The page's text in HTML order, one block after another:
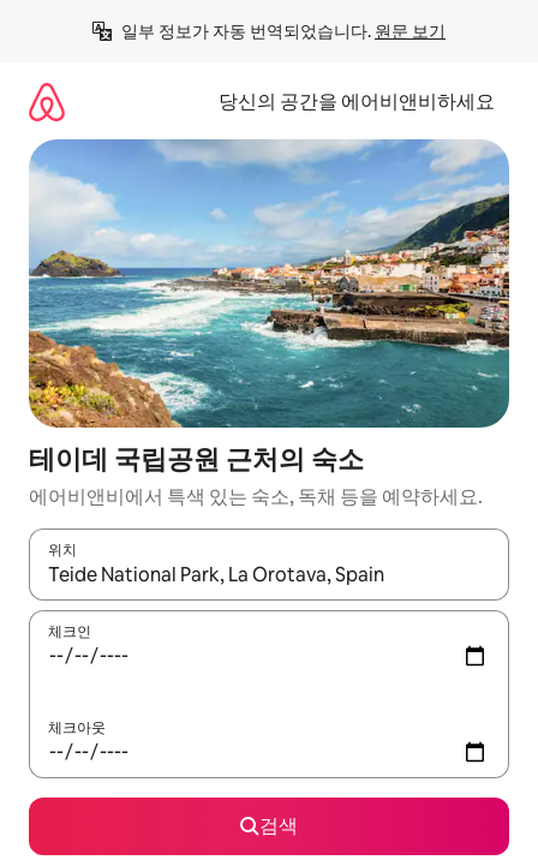
일부 정보가 자동 번역되었습니다. 원문 보기
당신의 공간을 에어비앤비하세요
테이데 국립공원 근처의 숙소
에어비앤비에서 특색 있는 숙소, 독채 등을 예약하세요.
위치
결과가 나오면 위·아래 화살표 키를 사용하거나 터치 또는 스와이
체크인
체크아웃
검색